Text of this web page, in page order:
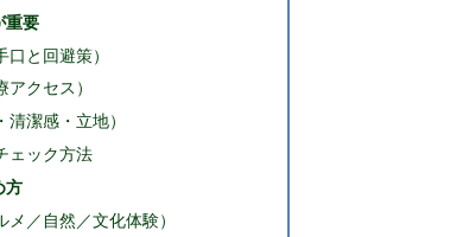
重要
と回避策）
クセス）
潔感・立地）
ェック方法
方
／自然／文化体験）